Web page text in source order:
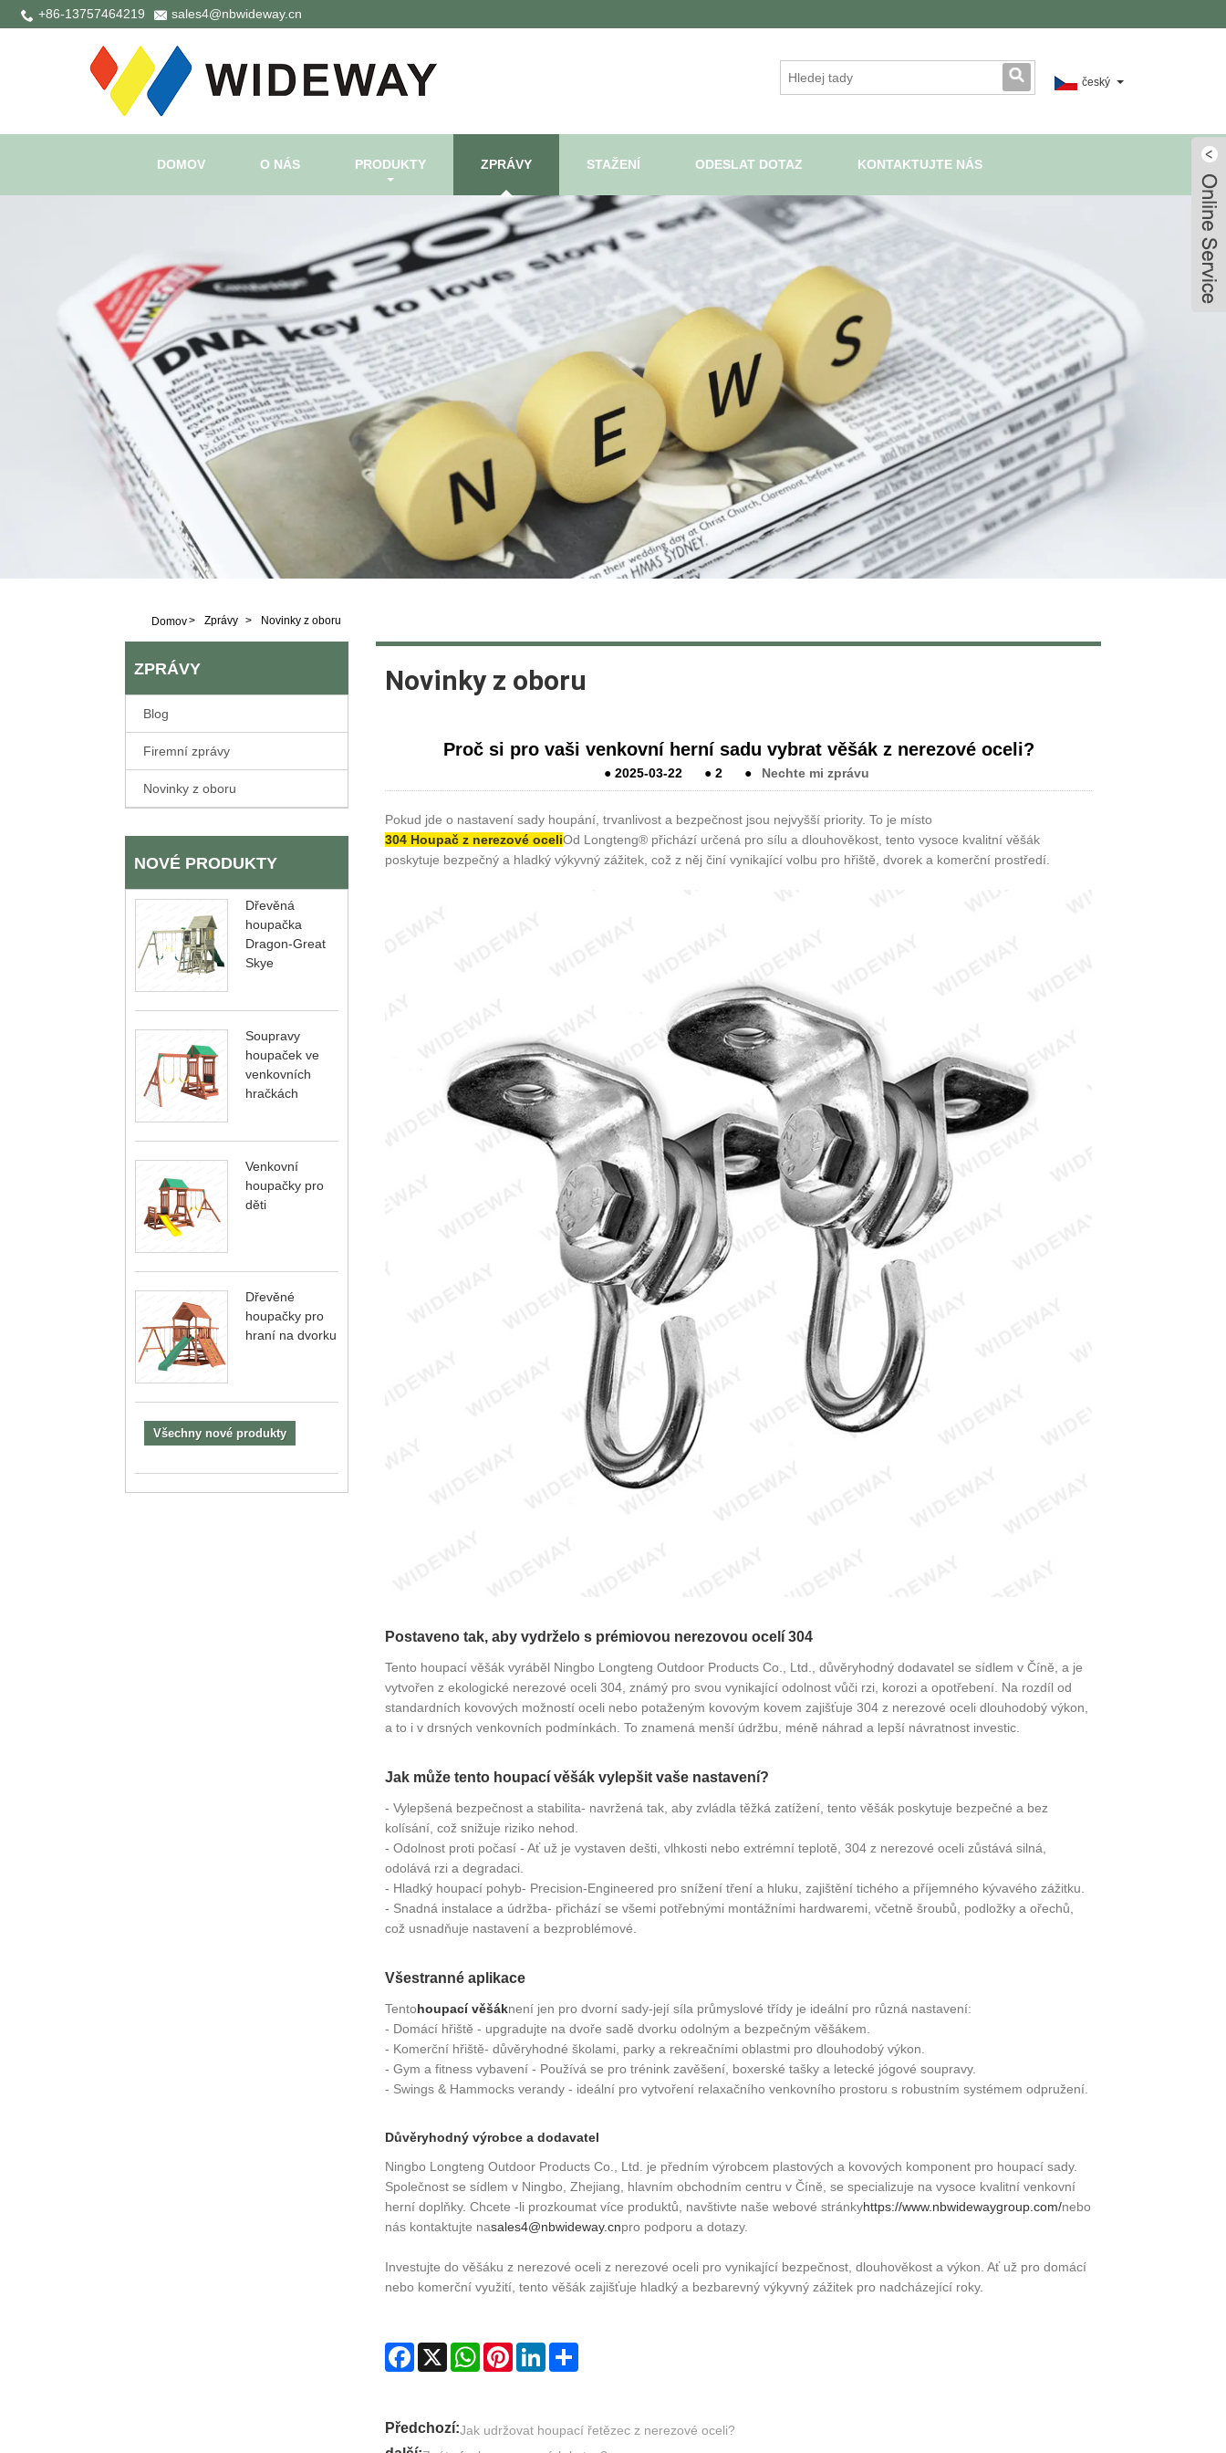
+86-13757464219 sales4@nbwideway.cn
český
DOMOV O NÁS PRODUKTY ZPRÁVY STAŽENÍ ODESLAT DOTAZ KONTAKTUJTE NÁS
Domov> Zprávy > Novinky z oboru
ZPRÁVY
Blog
Firemní zprávy
Novinky z oboru
NOVÉ PRODUKTY
Dřevěná
houpačka
Dragon-Great
Skye
Soupravy
houpaček ve
venkovních
hračkách
Venkovní
houpačky pro
děti
Dřevěné
houpačky pro
hraní na dvorku
Všechny nové produkty
Novinky z oboru
Proč si pro vaši venkovní herní sadu vybrat věšák z nerezové oceli?
● 2025-03-22 ● 2 ● Nechte mi zprávu
Pokud jde o nastavení sady houpání, trvanlivost a bezpečnost jsou nejvyšší priority. To je místo
304 Houpač z nerezové oceliOd Longteng® přichází určená pro sílu a dlouhověkost, tento vysoce kvalitní věšák
poskytuje bezpečný a hladký výkyvný zážitek, což z něj činí vynikající volbu pro hřiště, dvorek a komerční prostředí.
Postaveno tak, aby vydrželo s prémiovou nerezovou ocelí 304
Tento houpací věšák vyráběl Ningbo Longteng Outdoor Products Co., Ltd., důvěryhodný dodavatel se sídlem v Číně, a je
vytvořen z ekologické nerezové oceli 304, známý pro svou vynikající odolnost vůči rzi, korozi a opotřebení. Na rozdíl od
standardních kovových možností oceli nebo potaženým kovovým kovem zajišťuje 304 z nerezové oceli dlouhodobý výkon,
a to i v drsných venkovních podmínkách. To znamená menší údržbu, méně náhrad a lepší návratnost investic.
Jak může tento houpací věšák vylepšit vaše nastavení?
- Vylepšená bezpečnost a stabilita- navržená tak, aby zvládla těžká zatížení, tento věšák poskytuje bezpečné a bez
kolísání, což snižuje riziko nehod.
- Odolnost proti počasí - Ať už je vystaven dešti, vlhkosti nebo extrémní teplotě, 304 z nerezové oceli zůstává silná,
odolává rzi a degradaci.
- Hladký houpací pohyb- Precision-Engineered pro snížení tření a hluku, zajištění tichého a příjemného kývavého zážitku.
- Snadná instalace a údržba- přichází se všemi potřebnými montážními hardwaremi, včetně šroubů, podložky a ořechů,
což usnadňuje nastavení a bezproblémové.
Všestranné aplikace
Tentohoupací věšáknení jen pro dvorní sady-její síla průmyslové třídy je ideální pro různá nastavení:
- Domácí hřiště - upgradujte na dvoře sadě dvorku odolným a bezpečným věšákem.
- Komerční hřiště- důvěryhodné školami, parky a rekreačními oblastmi pro dlouhodobý výkon.
- Gym a fitness vybavení - Používá se pro trénink zavěšení, boxerské tašky a letecké jógové soupravy.
- Swings & Hammocks verandy - ideální pro vytvoření relaxačního venkovního prostoru s robustním systémem odpružení.
Důvěryhodný výrobce a dodavatel
Ningbo Longteng Outdoor Products Co., Ltd. je předním výrobcem plastových a kovových komponent pro houpací sady.
Společnost se sídlem v Ningbo, Zhejiang, hlavním obchodním centru v Číně, se specializuje na vysoce kvalitní venkovní
herní doplňky. Chcete -li prozkoumat více produktů, navštivte naše webové stránkyhttps://www.nbwidewaygroup.com/nebo
nás kontaktujte nasales4@nbwideway.cnpro podporu a dotazy.
Investujte do věšáku z nerezové oceli z nerezové oceli pro vynikající bezpečnost, dlouhověkost a výkon. Ať už pro domácí
nebo komerční využití, tento věšák zajišťuje hladký a bezbarevný výkyvný zážitek pro nadcházející roky.
Facebook
X WhatsAppPinterestLinkedIn
Předchozí:Jak udržovat houpací řetězec z nerezové oceli?